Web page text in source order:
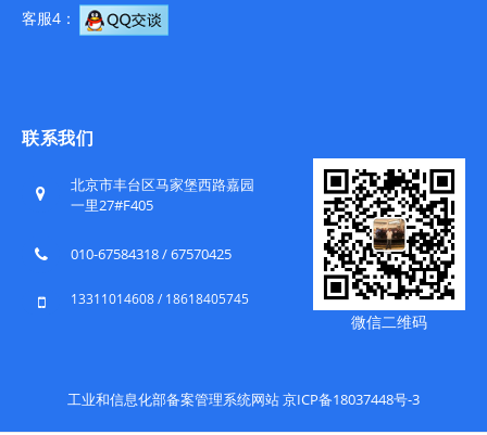
客服4：
联系我们
北京市丰台区马家堡西路嘉园
一里27#F405
010-67584318 / 67570425
13311014608 / 18618405745
微信二维码
工业和信息化部备案管理系统网站 京ICP备18037448号-3